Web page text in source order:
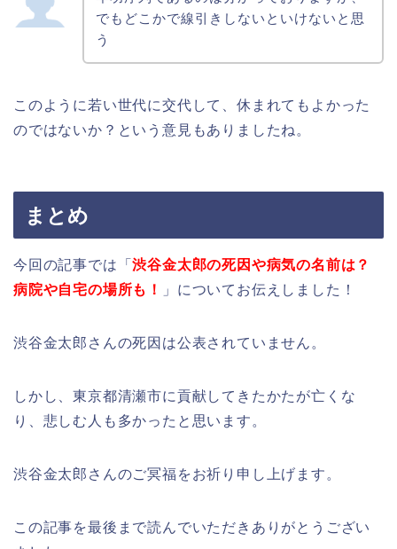
でもどこかで線引きしないといけないと思
う
このように若い世代に交代して、休まれてもよかった
のではないか？という意見もありましたね。
まとめ
今回の記事では「渋谷金太郎の死因や病気の名前は？
病院や自宅の場所も！
」についてお伝えしました！
渋谷金太郎さんの死因は公表されていません。
しかし、東京都清瀬市に貢献してきたかたが亡くな
り、悲しむ人も多かったと思います。
渋谷金太郎さんのご冥福をお祈り申し上げます。
この記事を最後まで読んでいただきありがとうござい